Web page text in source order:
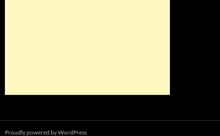
Proudly powered by WordPress